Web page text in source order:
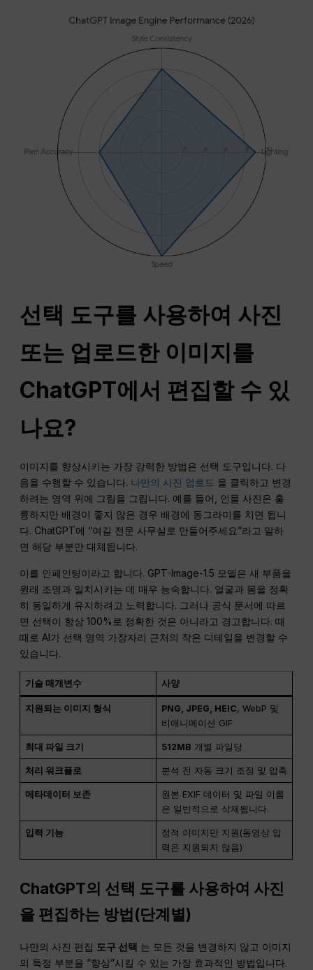
선택 도구를 사용하여 사진
또는 업로드한 이미지를
ChatGPT에서 편집할 수 있
나요?
이미지를 향상시키는 가장 강력한 방법은 선택 도구입니다. 다
음을 수행할 수 있습니다. 나만의 사진 업로드 을 클릭하고 변경
하려는 영역 위에 그림을 그립니다. 예를 들어, 인물 사진은 훌
륭하지만 배경이 좋지 않은 경우 배경에 동그라미를 치면 됩니
다. ChatGPT에 “여길 전문 사무실로 만들어주세요”라고 말하
면 해당 부분만 대체됩니다.
이를 인페인팅이라고 합니다. GPT-Image-1.5 모델은 새 부품을
원래 조명과 일치시키는 데 매우 능숙합니다. 얼굴과 몸을 정확
히 동일하게 유지하려고 노력합니다. 그러나 공식 문서에 따르
면 선택이 항상 100%로 정확한 것은 아니라고 경고합니다. 때
때로 AI가 선택 영역 가장자리 근처의 작은 디테일을 변경할 수
있습니다.
기술 매개변수 사양
지원되는 이미지 형식 PNG, JPEG, HEIC, WebP 및
비애니메이션 GIF
최대 파일 크기 512MB 개별 파일당
처리 워크플로 분석 전 자동 크기 조정 및 압축
메타데이터 보존
원본 EXIF 데이터 및 파일 이름
은 일반적으로 삭제됩니다.
입력 기능
정적 이미지만 지원(동영상 입
력은 지원되지 않음)
ChatGPT의 선택 도구를 사용하여 사진
을 편집하는 방법(단계별)
나만의 사진 편집 도구 선택 는 모든 것을 변경하지 않고 이미지
의 특정 부분을 “향상”시킬 수 있는 가장 효과적인 방법입니다.